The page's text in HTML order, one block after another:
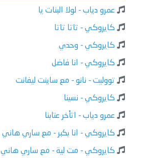
عمرو دياب - لولا البنات يا
كايروكي - تاتا تاتا
كايروكي - وحدي
كايروكي - انا فاضل
تووليت - نانو - مع ساينت ليفانت
كايروكي - نسينا
عمرو دياب - اتأخر عتابنا
كايروكي - انا بكبر - مع ساري هاني
كايروكي - مت لية - مع ساري هاني